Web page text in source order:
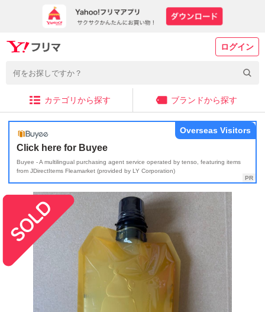
ログイン
カテゴリから探す ブランドから探す
Click here for Buyee
Buyee - A multilingual purchasing agent service operated by tenso, featuring items
from JDirectItems Fleamarket (provided by LY Corporation)
Overseas Visitors